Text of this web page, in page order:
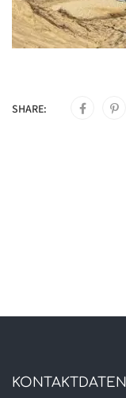
SHARE:
KONTAKTDATEN